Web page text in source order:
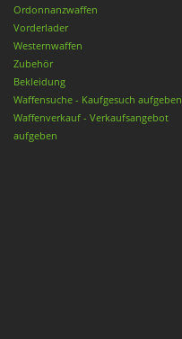
Ordonnanzwaffen
Vorderlader
Westernwaffen
Zubehör
Bekleidung
Waffensuche - Kaufgesuch aufgeben
Waffenverkauf - Verkaufsangebot
aufgeben